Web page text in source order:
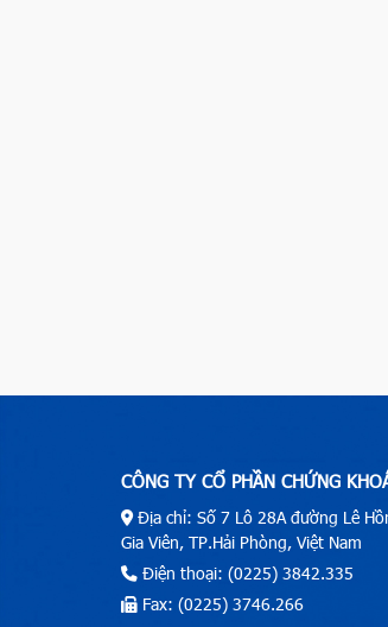
CÔNG TY CỔ PHẦN CHỨNG
Địa chỉ: Số 7 Lô 28A đường Lê
Gia Viên, TP.Hải Phòng, Việt Nam
Điện thoại: (0225) 3842.335
Fax: (0225) 3746.266